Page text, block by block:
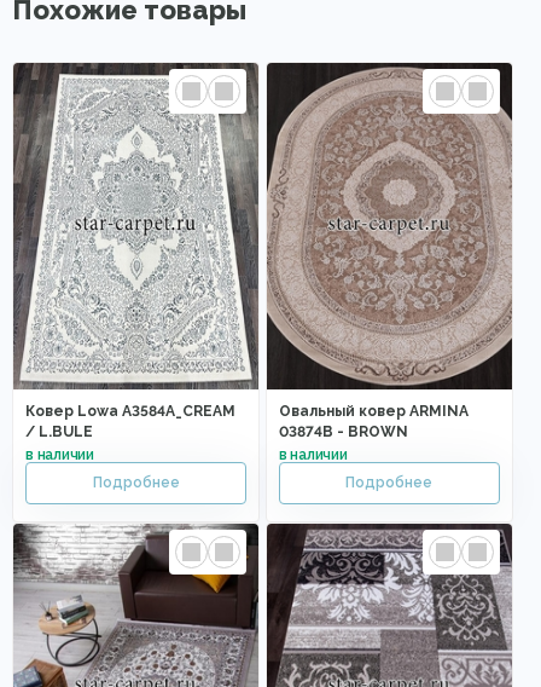
Похожие товары
Ковер Lowa A3584A_CREAM
/ L.BULE
Овальный ковер ARMINA
03874B - BROWN